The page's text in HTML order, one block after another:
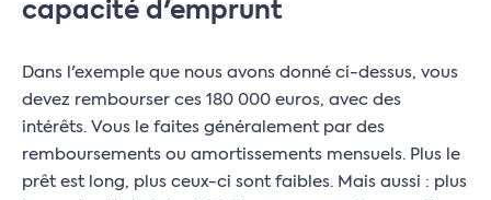
capacité d'emprunt
Dans l'exemple que nous avons donné ci-dessus, vous
devez rembourser ces 180 000 euros, avec des
intérêts. Vous le faites généralement par des
remboursements ou amortissements mensuels. Plus le
prêt est long, plus ceux-ci sont faibles. Mais aussi : plus